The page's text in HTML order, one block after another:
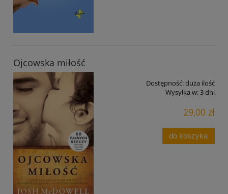
Ojcowska miłość
Dostępność:duża ilość
Wysyłka w: 3 dni
29,00 zł
do koszyka